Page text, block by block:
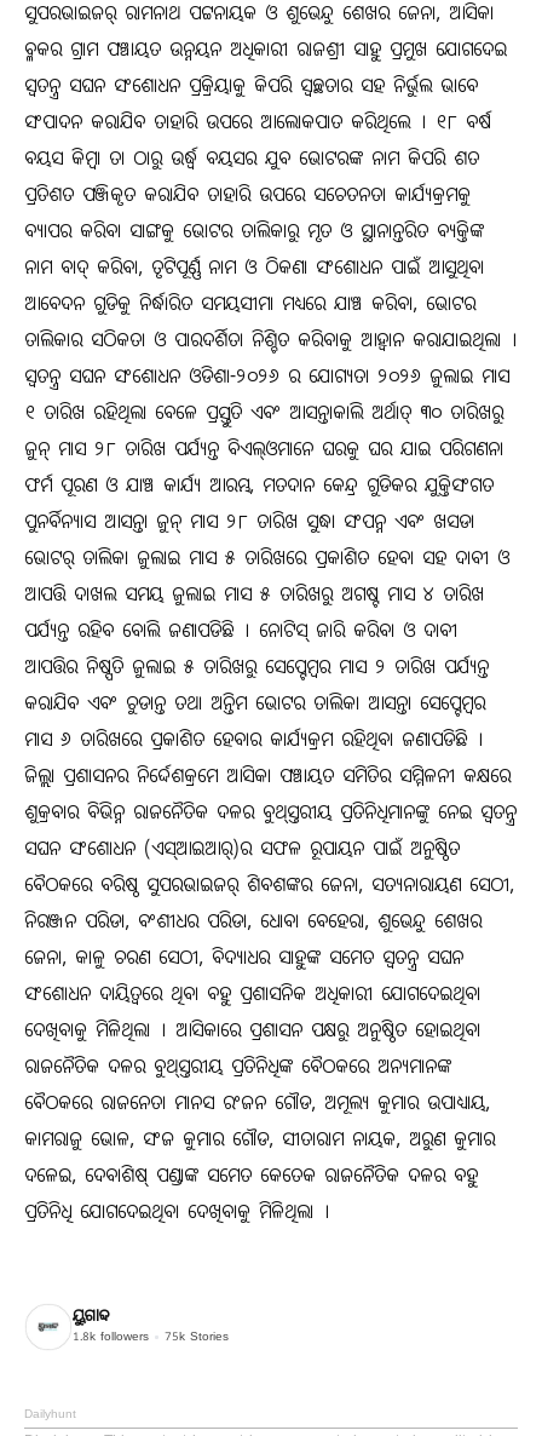
ସୁପରଭାଇଜର୍‍ ରାମନାଥ ପଟ୍ଟନାୟକ ଓ ଶୁଭେନ୍ଦୁ ଶେଖର ଜେନା, ଆସିକା
ବ୍ଳକର ଗ୍ରାମ ପଞ୍ଚାୟତ ଉନ୍ନୟନ ଅଧିକାରୀ ରାଜଶ୍ରୀ ସାହୁ ପ୍ରମୁଖ ଯୋଗଦେଇ
ସ୍ୱତନ୍ତ୍ର ସଘନ ସଂଶୋଧନ ପ୍ରକ୍ରିୟାକୁ କିପରି ସ୍ୱଚ୍ଛତାର ସହ ନିର୍ଭୁଲ ଭାବେ
ସଂପାଦନ କରାଯିବ ତାହାରି ଉପରେ ଆଲୋକପାତ କରିଥିଲେ । ୧୮ ବର୍ଷ
ବୟସ କିମ୍ବା ତା ଠାରୁ ଉର୍ଦ୍ଧ୍ୱ ବୟସର ଯୁବ ଭୋଟରଙ୍କ ନାମ କିପରି ଶତ
ପ୍ରତିଶତ ପଞ୍ଜିକୃତ କରାଯିବ ତାହାରି ଉପରେ ସଚେତନତା କାର୍ଯ୍ୟକ୍ରମକୁ
ବ୍ୟାପର କରିବା ସାଙ୍ଗକୁ ଭୋଟର ତାଲିକାରୁ ମୃତ ଓ ସ୍ଥାନାନ୍ତରିତ ବ୍ୟକ୍ତିଙ୍କ
ନାମ ବାଦ୍‍ କରିବା, ତୃଟିପୂର୍ଣ୍ଣ ନାମ ଓ ଠିକଣା ସଂଶୋଧନ ପାଇଁ ଆସୁଥିବା
ଆବେଦନ ଗୁଡିକୁ ନିର୍ଦ୍ଧାରିତ ସମୟସୀମା ମଧ୍ୟରେ ଯାଞ୍ଚ କରିବା, ଭୋଟର
ତାଲିକାର ସଠିକତା ଓ ପାରଦର୍ଶିତା ନିଶ୍ଚିତ କରିବାକୁ ଆହ୍ୱାନ କରାଯାଇଥିଲା ।
ସ୍ୱତନ୍ତ୍ର ସଘନ ସଂଶୋଧନ ଓଡିଶା-୨୦୨୬ ର ଯୋଗ୍ୟତା ୨୦୨୬ ଜୁଲାଇ ମାସ
୧ ତାରିଖ ରହିଥିଲା ବେଳେ ପ୍ରସ୍ତୁତି ଏବଂ ଆସନ୍ତାକାଲି ଅର୍ଥାତ୍‍ ୩୦ ତାରିଖରୁ
ଜୁନ୍‍ ମାସ ୨୮ ତାରିଖ ପର୍ଯ୍ୟନ୍ତ ବିଏଲ୍‍ଓମାନେ ଘରକୁ ଘର ଯାଇ ପରିଗଣନା
ଫର୍ମ ପୂରଣ ଓ ଯାଞ୍ଚ କାର୍ଯ୍ୟ ଆରମ୍ଭ, ମତଦାନ କେନ୍ଦ୍ର ଗୁଡିକର ଯୁକ୍ତିସଂଗତ
ପୁନର୍ବିନ୍ୟାସ ଆସନ୍ତା ଜୁନ୍‍ ମାସ ୨୮ ତାରିଖ ସୁଦ୍ଧା ସଂପନ୍ନ ଏବଂ ଖସଡା
ଭୋଟର୍‍ ତାଲିକା ଜୁଲାଇ ମାସ ୫ ତାରିଖରେ ପ୍ରକାଶିତ ହେବା ସହ ଦାବୀ ଓ
ଆପତ୍ତି ଦାଖଲ ସମୟ ଜୁଲାଇ ମାସ ୫ ତାରିଖରୁ ଅଗଷ୍ଟ ମାସ ୪ ତାରିଖ
ପର୍ଯ୍ୟନ୍ତ ରହିବ ବୋଲି ଜଣାପଡିଛି । ନୋଟିସ୍‍ ଜାରି କରିବା ଓ ଦାବୀ
ଆପତ୍ତିର ନିଷ୍ପତି ଜୁଲାଇ ୫ ତାରିଖରୁ ସେପ୍ଟେମ୍ବର ମାସ ୨ ତାରିଖ ପର୍ଯ୍ୟନ୍ତ
କରାଯିବ ଏବଂ ଚୁଡାନ୍ତ ତଥା ଅନ୍ତିମ ଭୋଟର ତାଲିକା ଆସନ୍ତା ସେପ୍ଟେମ୍ବର
ମାସ ୬ ତାରିଖରେ ପ୍ରକାଶିତ ହେବାର କାର୍ଯ୍ୟକ୍ରମ ରହିଥିବା ଜଣାପଡିଛି ।
ଜିଲ୍ଲା ପ୍ରଶାସନର ନିର୍ଦ୍ଦେଶକ୍ରମେ ଆସିକା ପଞ୍ଚାୟତ ସମିତିର ସମ୍ମିଳନୀ କକ୍ଷରେ
ଶୁକ୍ରବାର ବିଭିନ୍ନ ରାଜନୈତିକ ଦଳର ବୁଥ୍‍ସ୍ତରୀୟ ପ୍ରତିନିଧିମାନଙ୍କୁ ନେଇ ସ୍ୱତନ୍ତ୍ର
ସଘନ ସଂଶୋଧନ (ଏସ୍‍ଆଇଆର୍‍)ର ସଫଳ ରୂପାୟନ ପାଇଁ ଅନୁଷ୍ଠିତ
ବୈଠକରେ ବରିଷ୍ଠ ସୁପରଭାଇଜର୍‍ ଶିବଶଙ୍କର ଜେନା, ସତ୍ୟନାରାୟଣ ସେଠୀ,
ନିରଞ୍ଜନ ପରିଡା, ବଂଶୀଧର ପରିଡା, ଧୋବା ବେହେରା, ଶୁଭେନ୍ଦୁ ଶେଖର
ଜେନା, କାଳୁ ଚରଣ ସେଠୀ, ବିଦ୍ୟାଧର ସାହୁଙ୍କ ସମେତ ସ୍ୱତନ୍ତ୍ର ସଘନ
ସଂଶୋଧନ ଦାୟିତ୍ୱରେ ଥିବା ବହୁ ପ୍ରଶାସନିକ ଅଧିକାରୀ ଯୋଗଦେଇଥିବା
ଦେଖିବାକୁ ମିଳିଥିଲା । ଆସିକାରେ ପ୍ରଶାସନ ପକ୍ଷରୁ ଅନୁଷ୍ଠିତ ହୋଇଥିବା
ରାଜନୈତିକ ଦଳର ବୁଥ୍‍ସ୍ତରୀୟ ପ୍ରତିନିଧିଙ୍କ ବୈଠକରେ ଅନ୍ୟମାନଙ୍କ
ବୈଠକରେ ରାଜନେତା ମାନସ ରଂଜନ ଗୌଡ, ଅମୂଲ୍ୟ କୁମାର ଉପାଧ୍ୟାୟ,
କାମରାଜୁ ଭୋଳ, ସଂଜ କୁମାର ଗୌଡ, ସୀତାରାମ ନାୟକ, ଅରୁଣ କୁମାର
ଦଳେଇ, ଦେବାଶିଷ୍‍ ପଣ୍ଡାଙ୍କ ସମେତ କେତେକ ରାଜନୈତିକ ଦଳର ବହୁ
ପ୍ରତିନିଧି ଯୋଗଦେଇଥିବା ଦେଖିବାକୁ ମିଳିଥିଲା ।
ୟୁଗାବ୍ଦ
1.8k followers 75k Stories
Dailyhunt